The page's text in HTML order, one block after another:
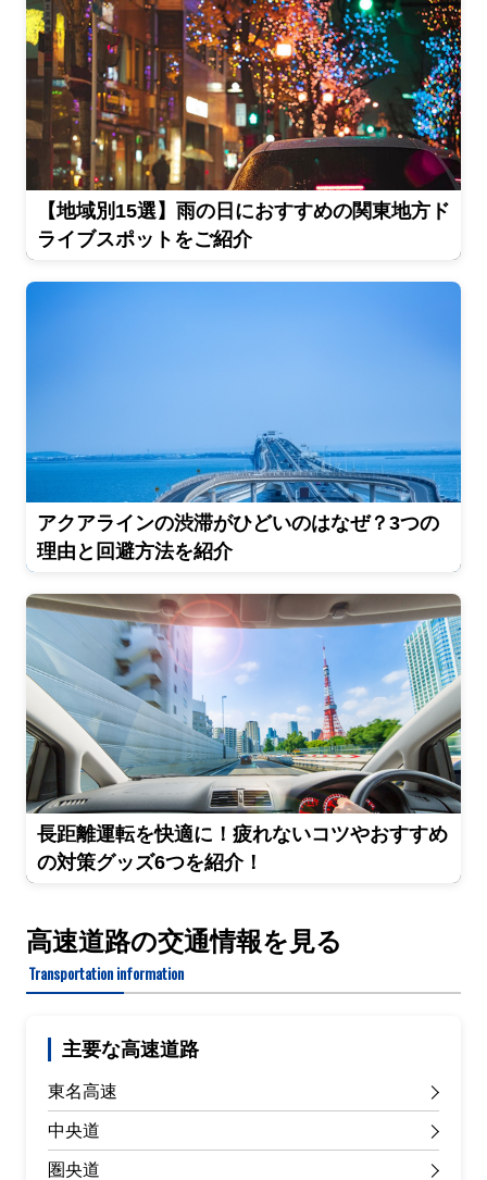
【地域別15選】雨の日におすすめの関東地方ド
ライブスポットをご紹介
アクアラインの渋滞がひどいのはなぜ？3つの
理由と回避方法を紹介
長距離運転を快適に！疲れないコツやおすすめ
の対策グッズ6つを紹介！
高速道路の交通情報を見る
Transportation information
主要な高速道路
東名高速
中央道
圏央道